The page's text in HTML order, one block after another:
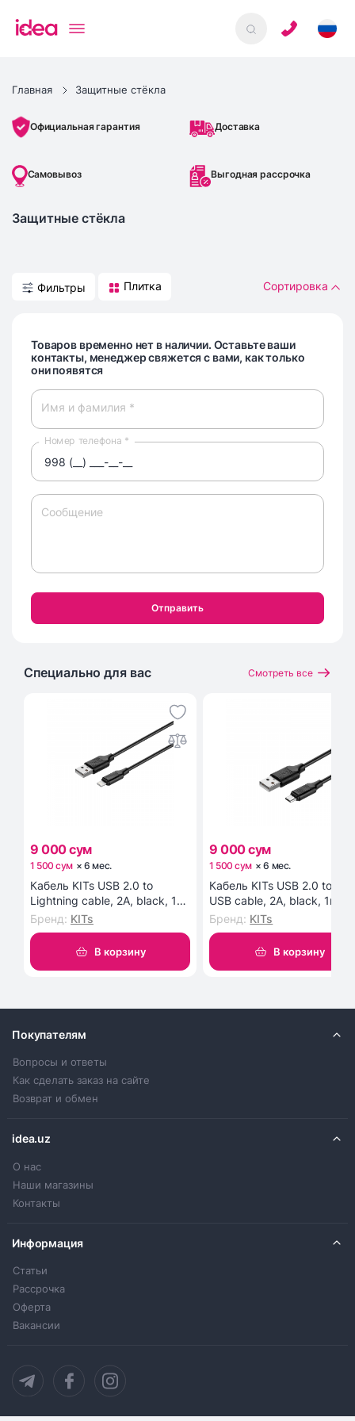
Главная Защитные стёкла
Официальная гарантия Доставка
Самовывоз Выгодная рассрочка
Защитные стёкла
Фильтры Плитка Сортировка
Товаров временно нет в наличии. Оставьте ваши
контакты, менеджер свяжется с вами, как только
они появятся
Имя и фамилия *
Номер телефона *
Сообщение
Отправить
Специально для вас Смотреть все
9 000 сум
1 500 сум × 6 мес.
Кабель KITs USB 2.0 to
Lightning cable, 2A, black, 1m
(KITS-W-003)
Бренд: KITs
В корзину
9 000 сум
1 500 сум ×6 мес.
Кабель KITs USB 2.0 to
USB cable, 2A, black, 1m
(KITS-W-002)
Бренд: KITs
В корзину
Покупателям
Вопросы и ответы
Как сделать заказ на сайте
Возврат и обмен
idea.uz
О нас
Наши магазины
Контакты
Информация
Статьи
Рассрочка
Оферта
Вакансии